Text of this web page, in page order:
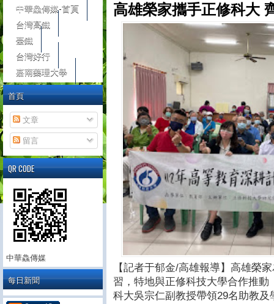
高雄榮家攜手正修科大
【記者于郁金/高雄報導】高雄榮
習，特地與正修科技大學合作推
科大吳宗仁副教授帶領29名助教
中華鱻傳媒-首頁
台灣高鐵
臺鐵
台灣好行
嘉南藥理大學
首頁
文章
留言
QR CODE
中華鱻傳媒
每日新聞